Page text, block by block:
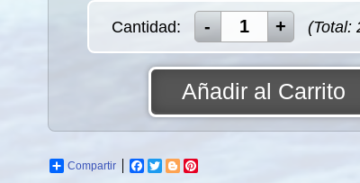
Cantidad: (Total:
Añadir al Carrito
Compartir Facebook
TwitterBlogger